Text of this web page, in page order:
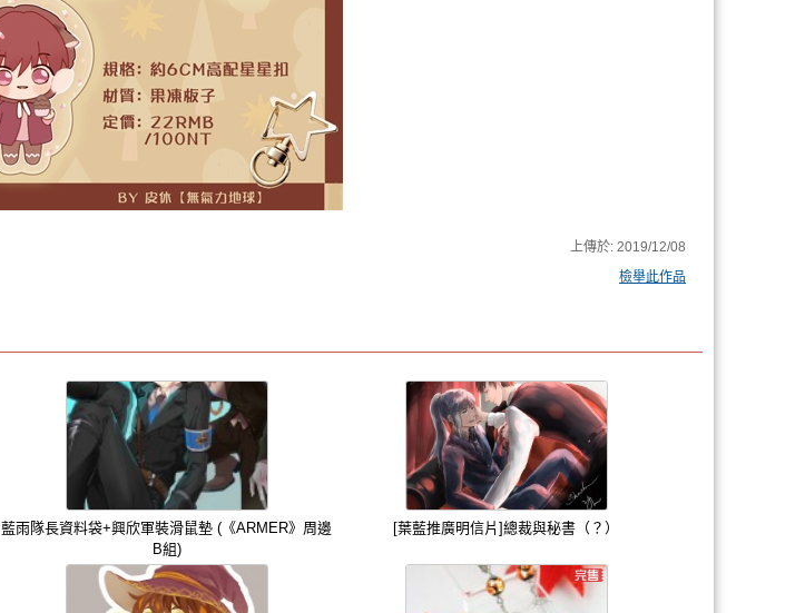
上傳於: 2019/12/08
檢舉此作品
藍雨隊長資料袋+興欣軍裝滑鼠墊 (《ARMER》周邊
B組)
[葉藍推廣明信片]總裁與秘書（？）